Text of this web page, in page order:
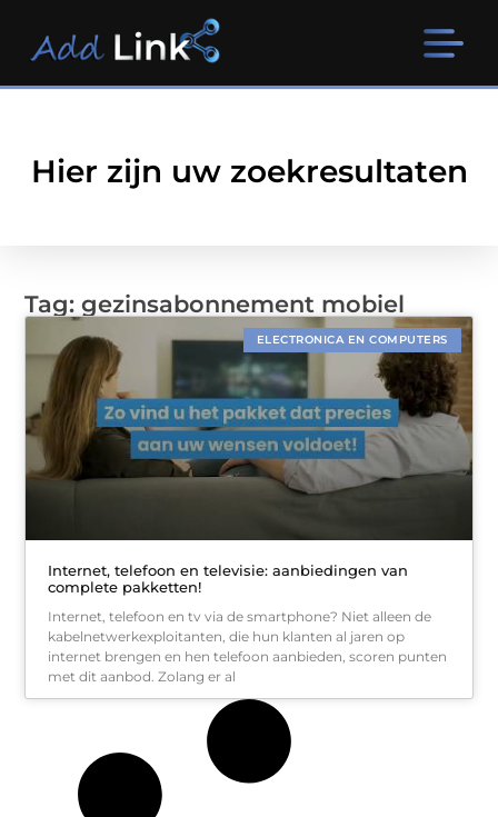
Hier zijn uw zoekresultaten
Tag: gezinsabonnement mobiel
ELECTRONICA EN COMPUTERS
Internet, telefoon en televisie: aanbiedingen van
complete pakketten!
Internet, telefoon en tv via de smartphone? Niet alleen de
kabelnetwerkexploitanten, die hun klanten al jaren op
internet brengen en hen telefoon aanbieden, scoren punten
met dit aanbod. Zolang er al